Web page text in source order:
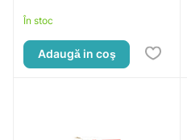
În stoc
Adaugă in coş